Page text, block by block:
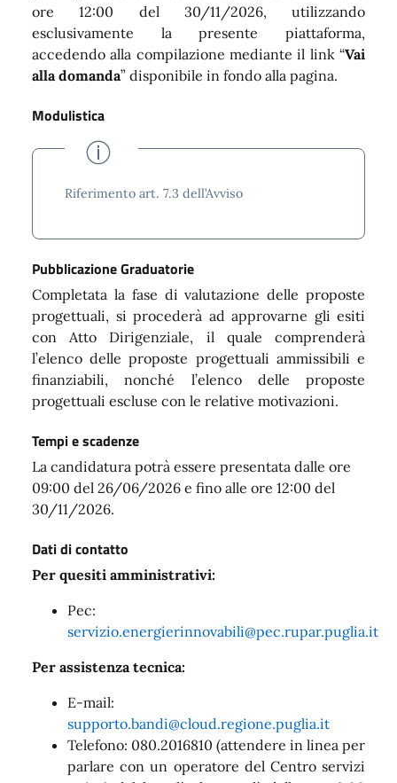
ore 12:00 del 30/11/2026, utilizzando
esclusivamente la presente piattaforma,
accedendo alla compilazione mediante il link “Vai
alla domanda” disponibile in fondo alla pagina.
Modulistica
Riferimento art. 7.3 dell’Avviso
Pubblicazione Graduatorie
Completata la fase di valutazione delle proposte
progettuali, si procederà ad approvarne gli esiti
con Atto Dirigenziale, il quale comprenderà
l’elenco delle proposte progettuali ammissibili e
finanziabili, nonché l’elenco delle proposte
progettuali escluse con le relative motivazioni.
Tempi e scadenze
La candidatura potrà essere presentata dalle ore
09:00 del 26/06/2026 e fino alle ore 12:00 del
30/11/2026.
Dati di contatto
Per quesiti amministrativi:
Pec:
servizio.energierinnovabili@pec.rupar.puglia.it
Per assistenza tecnica:
E-mail:
supporto.bandi@cloud.regione.puglia.it
Telefono: 080.2016810 (attendere in linea per
parlare con un operatore del Centro servizi